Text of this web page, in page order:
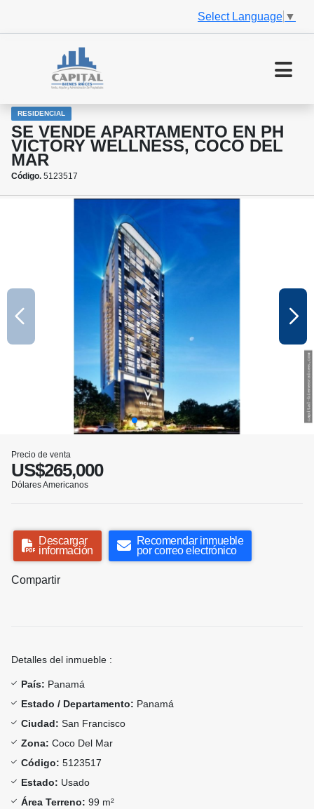
Select Language ▼
RESIDENCIAL
SE VENDE APARTAMENTO EN PH
VICTORY WELLNESS, COCO DEL
MAR
Código. 5123517
Precio de venta
US$265,000
Dólares Americanos
Descargar
información
Recomendar inmueble
por correo electrónico
Compartir
Detalles del inmueble :
País: Panamá
Estado / Departamento: Panamá
Ciudad: San Francisco
Zona: Coco Del Mar
Código: 5123517
Estado: Usado
Área Terreno: 99 m²